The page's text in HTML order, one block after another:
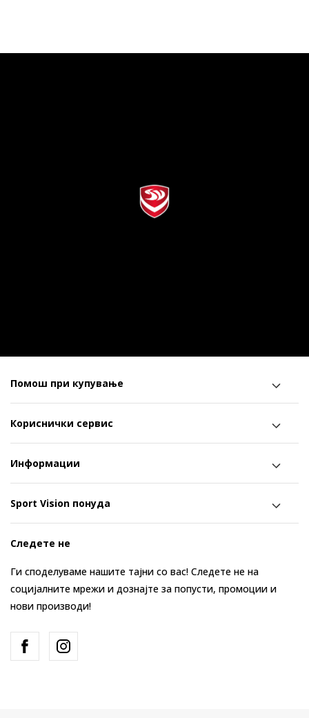
Помош при купување
Кориснички сервис
Информации
Sport Vision понуда
Следете не
Ги споделуваме нашите тајни со вас! Следете не на
социјалните мрежи и дознајте за попусти, промоции и
нови производи!